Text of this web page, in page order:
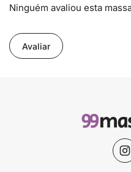
Ninguém avaliou esta
Avaliar